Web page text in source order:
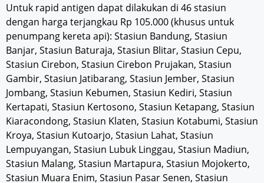
Untuk rapid antigen dapat dilakukan di 46 stasiun
dengan harga terjangkau Rp 105.000 (khusus untuk
penumpang kereta api): Stasiun Bandung, Stasiun
Banjar, Stasiun Baturaja, Stasiun Blitar, Stasiun Cepu,
Stasiun Cirebon, Stasiun Cirebon Prujakan, Stasiun
Gambir, Stasiun Jatibarang, Stasiun Jember, Stasiun
Jombang, Stasiun Kebumen, Stasiun Kediri, Stasiun
Kertapati, Stasiun Kertosono, Stasiun Ketapang, Stasiun
Kiaracondong, Stasiun Klaten, Stasiun Kotabumi, Stasiun
Kroya, Stasiun Kutoarjo, Stasiun Lahat, Stasiun
Lempuyangan, Stasiun Lubuk Linggau, Stasiun Madiun,
Stasiun Malang, Stasiun Martapura, Stasiun Mojokerto,
Stasiun Muara Enim, Stasiun Pasar Senen, Stasiun